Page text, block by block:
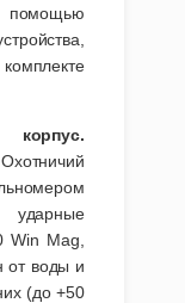
помощью
корпус.
Win Mag,
от воды и
(до +50